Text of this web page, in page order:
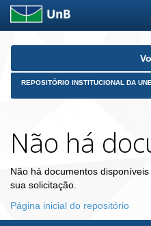
Skip
REPOSITÓRIO INSTITUCIONAL DA
Não há
Não há documentos
sua solicitação.
Página inicial do repositório